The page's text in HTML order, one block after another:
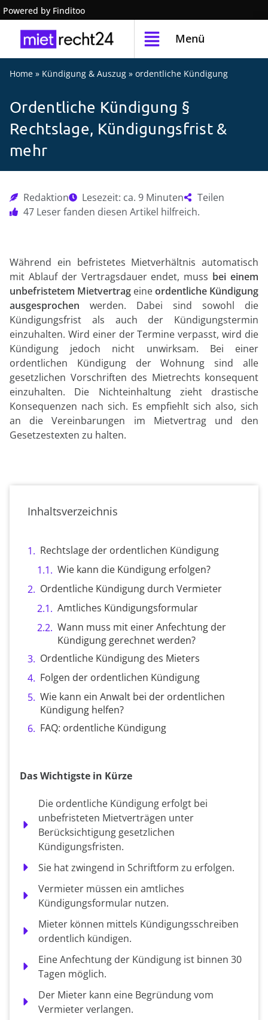
Powered by Finditoo
Menü
Home » Kündigung & Auszug » ordentliche Kündigung
Ordentliche Kündigung §
Rechtslage, Kündigungsfrist &
mehr
Redaktion Lesezeit: ca. 9 Minuten
Teilen
47 Leser fanden diesen Artikel hilfreich.
Während ein befristetes Mietverhältnis automatisch
mit Ablauf der Vertragsdauer endet, muss bei einem
unbefristetem Mietvertrag eineordentliche Kündigung
ausgesprochen werden. Dabei sind sowohl die
Kündigungsfrist als auch der Kündigungstermin
einzuhalten. Wird einer der Termine verpasst, wird die
Kündigung jedoch nicht unwirksam. Bei einer
ordentlichen Kündigung der Wohnung sind alle
gesetzlichen Vorschriften des Mietrechts konsequent
einzuhalten. Die Nichteinhaltung zieht drastische
Konsequenzen nach sich. Es empfiehlt sich also, sich
an die Vereinbarungen im Mietvertrag und den
Gesetzestexten zu halten.
Inhaltsverzeichnis
Rechtslage der ordentlichen Kündigung
Wie kann die Kündigung erfolgen?
Ordentliche Kündigung durch Vermieter
Amtliches Kündigungsformular
Wann muss mit einer Anfechtung der
Kündigung gerechnet werden?
Ordentliche Kündigung des Mieters
Folgen der ordentlichen Kündigung
Wie kann ein Anwalt bei der ordentlichen
Kündigung helfen?
FAQ: ordentliche Kündigung
Das Wichtigste in Kürze
Die ordentliche Kündigung erfolgt bei
unbefristeten Mietverträgen unter
Berücksichtigung gesetzlichen
Kündigungsfristen.
Sie hat zwingend in Schriftform zu erfolgen.
Vermieter müssen ein amtliches
Kündigungsformular nutzen.
Mieter können mittels Kündigungsschreiben
ordentlich kündigen.
Eine Anfechtung der Kündigung ist binnen 30
Tagen möglich.
Der Mieter kann eine Begründung vom
Vermieter verlangen.